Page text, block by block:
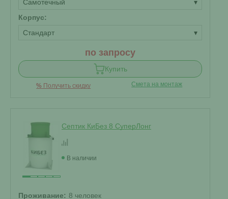
Самотечный
▾
Корпус:
Стандарт
▾
по запросу
Купить
% Получить скидку Смета на монтаж
Септик КиБез 8 СуперЛонг
В наличии
Проживание: 8 человек